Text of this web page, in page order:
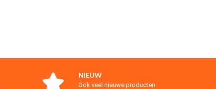
NIEUW
Ook veel nieuwe producten